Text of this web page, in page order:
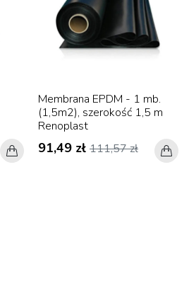
Membrana EPDM - 1 mb.
(1,5m2), szerokość 1,5 m
Renoplast
91,49 zł 111,57 zł